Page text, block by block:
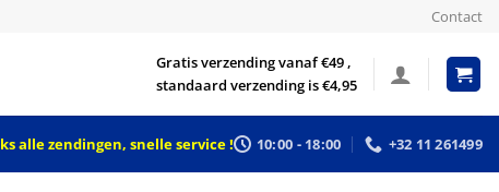
Contact
Gratis verzending vanaf €49 ,
standaard verzending is €4,95
alle zendingen, snelle service ! 10:00 - 18:00 +32 11 261499